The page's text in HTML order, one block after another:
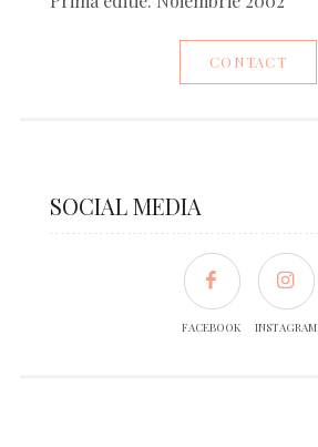
CONTACT
SOCIAL MEDIA
FACEBOOK INSTAGRAM